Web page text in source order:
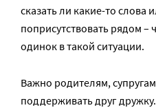
сказать ли какие-то слова
поприсутствовать рядом –
одинок в такой ситуации.
Важно родителям,
поддерживать друг